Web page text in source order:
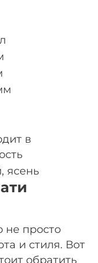
в
ясень
не просто
и стиля. Вот
обратить